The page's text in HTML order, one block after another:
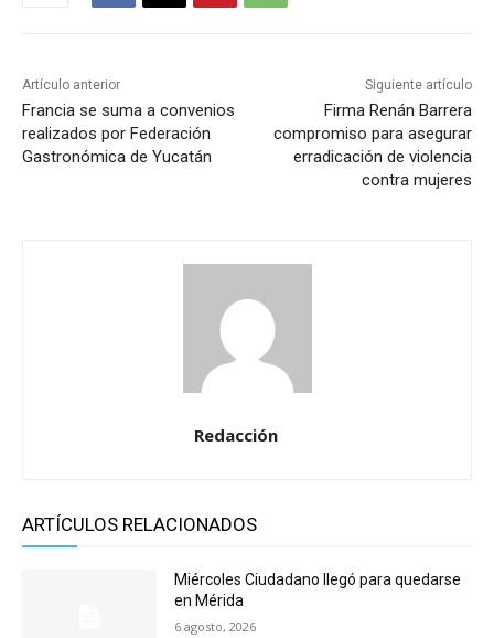
Artículo anterior
Francia se suma a convenios
realizados por Federación
Gastronómica de Yucatán
Siguiente artículo
Firma Renán Barrera
compromiso para asegurar
erradicación de violencia
contra mujeres
Redacción
ARTÍCULOS RELACIONADOS
Miércoles Ciudadano llegó para quedarse
en Mérida
6 agosto, 2026